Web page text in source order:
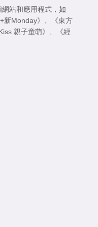
站和應用程式，如
新Monday》 、
《東方
親子童萌》 、
《經